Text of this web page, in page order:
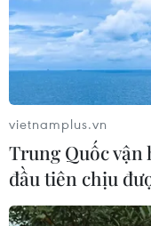
vietnamplus.vn
Trung Quốc
đầu tiên chịu